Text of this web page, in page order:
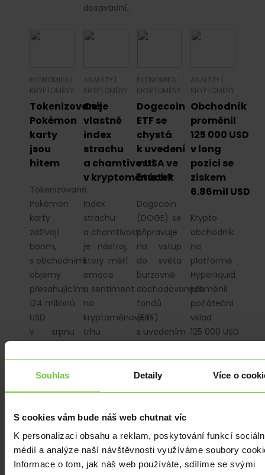
Souhlas Detaily Více o
S cookies vám bude náš web chutnat víc
K personalizaci obsahu a reklam, poskytování funkcí
médií a analýze naší návštěvnosti využíváme soubory
Informace o tom, jak náš web používáte, sdílíme se svými
dosavadní…
EKONOMIKA
KRYPTOMĚNY
Tokenizované
Pokémon
karty
jsou
hitem
Tokenizované
Pokémon
karty
zažívají
boom,
s obchodními
objemy
přesahujícími
124 milionů
USD
v srpnu
jejich
využití
jako
ANALÝZY
KRYPTOMĚNY
Co je
vlastně
index
strachu
a chamtivosti
v kryptoměnách?
Index
strachu
a chamtivosti
je nástroj,
který měří
emoce
a sentiment
na
kryptoměnovém
trhu
je do
jednoduchého
skóre od
EKONOMIKA
KRYPTOMĚNY
Dogecoin
ETF se
chystá
k uvedení
v USA ve
čtvrtek
Dogecoin
(DOGE) se
připravuje
na vstup
do světa
burzovně
obchodovaných
fondů
(ETF)
s uvedením
Osprey
DOGE ETF
ANALÝZY
KRYPTOMĚNY
Obchodník
proměnil
125 000 USD
v long
pozici se
ziskem
6.86mil USD
Krypto
obchodník
na
platformě
Hyperliquid
přeměnil
počáteční
vklad
125 000 USD
dlouhou
(long)
v hodnotě
přes 303…